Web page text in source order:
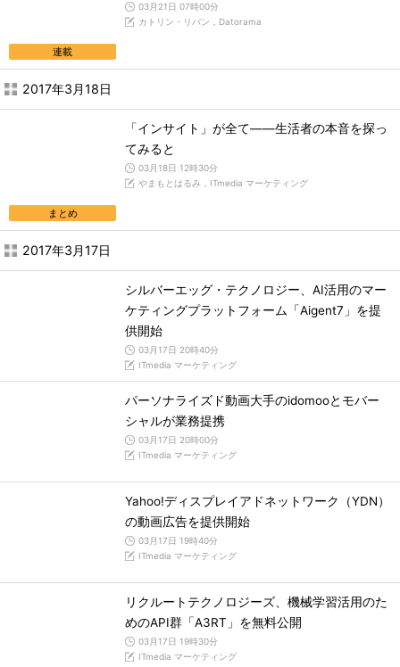
連載
03月21日 07時00分
カトリン・リバン，Datorama
2017年3月18日
まとめ
「インサイト」が全て――生活者の本音を探っ
てみると
03月18日 12時30分
やまもとはるみ，ITmedia マーケティング
2017年3月17日
シルバーエッグ・テクノロジー、AI活用のマー
ケティングプラットフォーム「Aigent7」を提
供開始
03月17日 20時40分
ITmedia マーケティング
パーソナライズド動画大手のidomooとモバー
シャルが業務提携
03月17日 20時00分
ITmedia マーケティング
Yahoo!ディスプレイアドネットワーク（YDN）
の動画広告を提供開始
03月17日 19時40分
ITmedia マーケティング
リクルートテクノロジーズ、機械学習活用のた
めのAPI群「A3RT」を無料公開
03月17日 19時30分
ITmedia マーケティング